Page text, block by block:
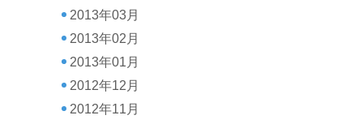
2013年03月
2013年02月
2013年01月
2012年12月
2012年11月